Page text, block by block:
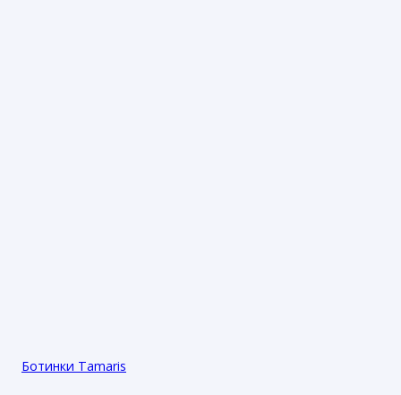
Ботинки Tamaris